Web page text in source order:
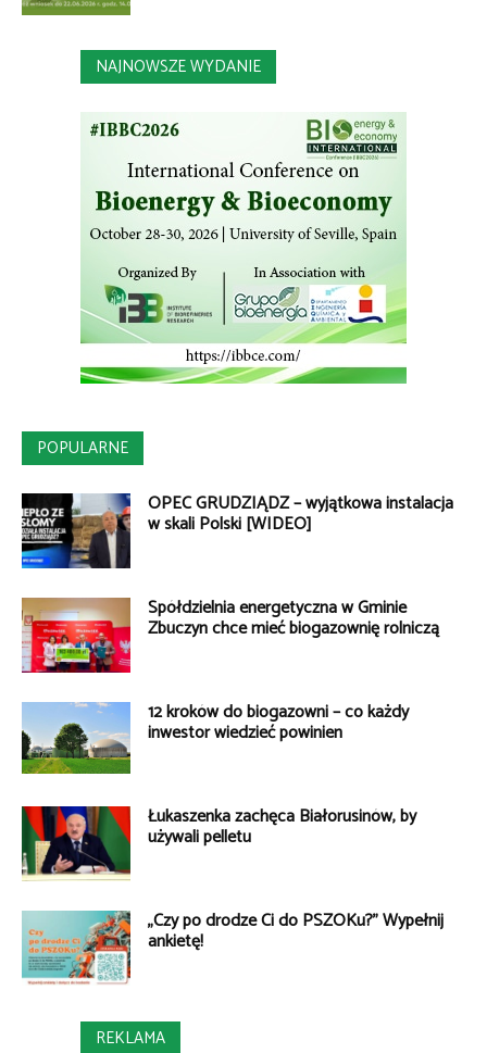
NAJNOWSZE WYDANIE
POPULARNE
OPEC GRUDZIĄDZ – wyjątkowa instalacja
w skali Polski [WIDEO]
Spółdzielnia energetyczna w Gminie
Zbuczyn chce mieć biogazownię rolniczą
12 kroków do biogazowni – co każdy
inwestor wiedzieć powinien
Łukaszenka zachęca Białorusinów, by
używali pelletu
„Czy po drodze Ci do PSZOKu?” Wypełnij
ankietę!
REKLAMA